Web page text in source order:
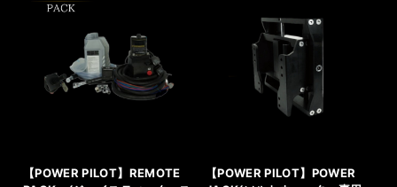
【POWER PILOT】REMOTE
【POWER PILOT】POWER